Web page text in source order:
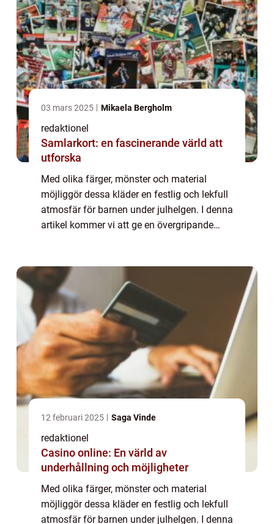
03 mars 2025 Mikaela Bergholm
redaktionel
Samlarkort: en fascinerande värld att
utforska
Med olika färger, mönster och material
möjliggör dessa kläder en festlig och lekfull
atmosfär för barnen under julhelgen. I denna
artikel kommer vi att ge en övergripande
12 februari 2025 Saga Vinde
redaktionel
Casino online: En värld av
underhållning och möjligheter
Med olika färger, mönster och material
möjliggör dessa kläder en festlig och lekfull
atmosfär för barnen under julhelgen. I denna